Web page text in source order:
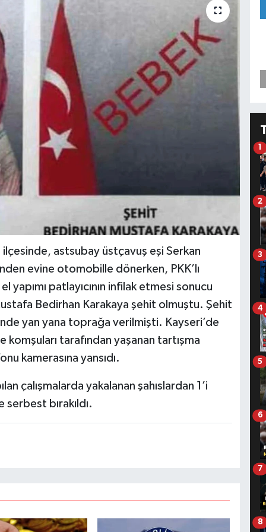
astsubay üstçavuş eşi Serkan
evine otomobille dönerken, PKK’lı
patlayıcının infilak etmesi sonucu
Bedirhan Karakaya şehit olmuştu. Şehit
yan yana toprağa verilmişti. Kayseri’de
tarafından yaşanan tartışma
kamerasına yansıdı.
çalışmalarda yakalanan şahıslardan 1’i
bırakıldı.
1
2
3
4
5
6
7
8